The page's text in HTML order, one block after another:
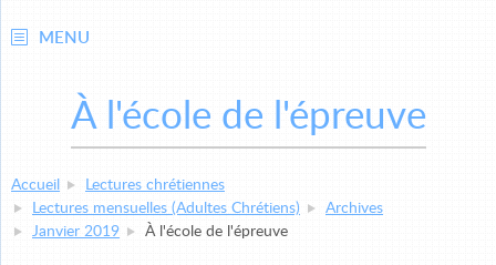
MENU
À l'école de l'épreuve
Accueil
Lectures chrétiennes
Lectures mensuelles (Adultes Chrétiens)
Archives
Janvier 2019
À l'école de l'épreuve